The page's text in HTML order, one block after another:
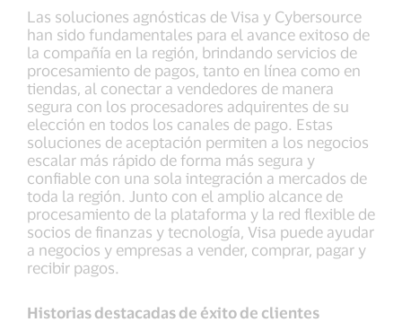
Las soluciones agnósticas de Visa y Cybersource
han sido fundamentales para el avance exitoso de
la compañía en la región, brindando servicios de
procesamiento de pagos, tanto en línea como en
tiendas, al conectar a vendedores de manera
segura con los procesadores adquirentes de su
elección en todos los canales de pago. Estas
soluciones de aceptación permiten a los negocios
escalar más rápido de forma más segura y
confiable con una sola integración a mercados de
toda la región. Junto con el amplio alcance de
procesamiento de la plataforma y la red flexible de
socios de finanzas y tecnología, Visa puede ayudar
a negocios y empresas a vender, comprar, pagar y
recibir pagos.
Historias destacadas de éxito de clientes